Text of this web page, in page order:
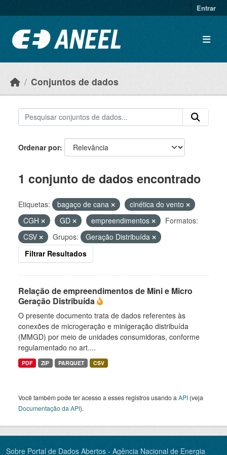
Entrar
Conjuntos de dados
Ordenar por
1 conjunto de dados encontrado
Etiquetas: bagaço de cana
cinética do vento
CGH
GD empreendimentos
Formatos:
CSV
Grupos:
Geração Distribuída
Filtrar Resultados
Relação de empreendimentos de Mini e Micro
Geração Distribuída
O presente documento trata de dados referentes às
conexões de microgeração e minigeração distribuída
(MMGD) por meio de unidades consumidoras, conforme
regulamentado no art....
PDF ZIP PARQUET CSV
Você também pode ter acesso a esses registros usando a API (veja
Documentação da API).
Sobre Portal de Dados Abertos - Agência Nacional de Energia